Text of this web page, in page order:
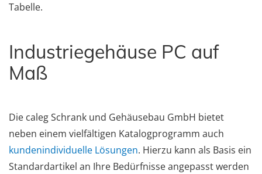
Tabelle.
Industriegehäuse PC auf
Maß
Die caleg Schrank und Gehäusebau GmbH bietet
neben einem vielfältigen Katalogprogramm auch
kundenindividuelle Lösungen. Hierzu kann als Basis ein
Standardartikel an Ihre Bedürfnisse angepasst werden